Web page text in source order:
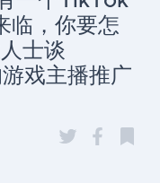
临，你要怎
士谈
戏主播推广